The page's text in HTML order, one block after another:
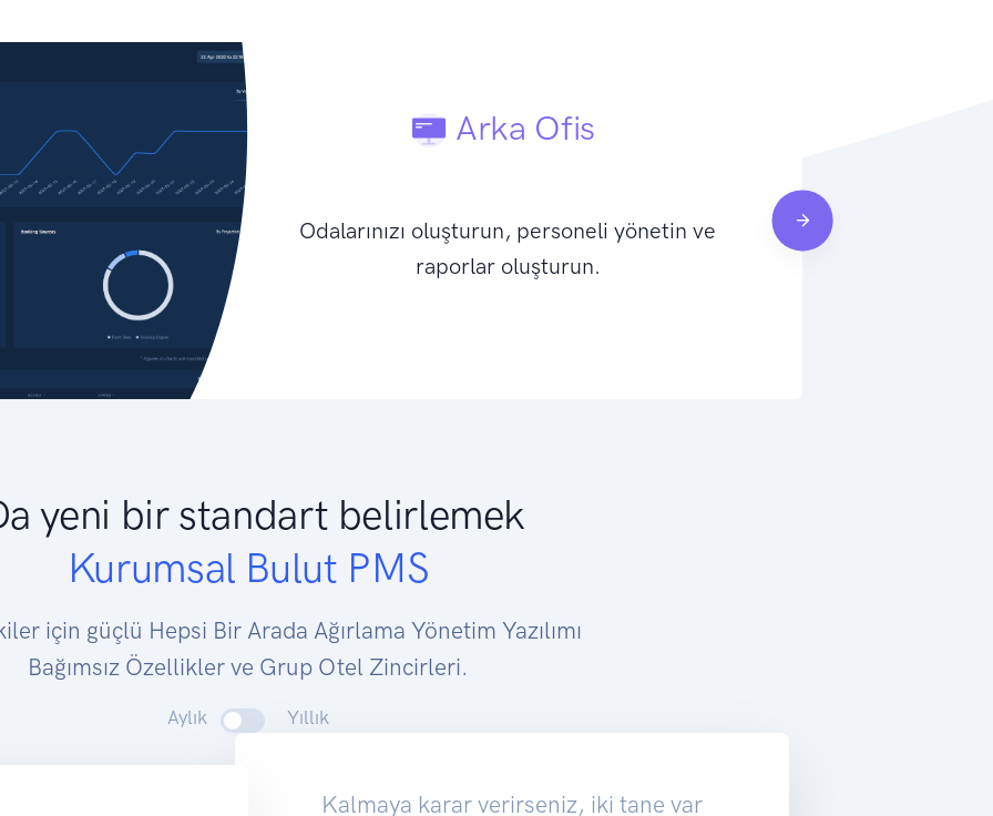
Arka Ofis
Odalarınızı oluşturun, personeli yönetin ve
raporlar oluşturun.
yeni bir standart belirlemek
Kurumsal Bulut PMS
için güçlü Hepsi Bir Arada Ağırlama Yönetim Yazılımı
Bağımsız Özellikler ve Grup Otel Zincirleri.
Aylık Yıllık
Kalmaya karar verirseniz, iki tane var